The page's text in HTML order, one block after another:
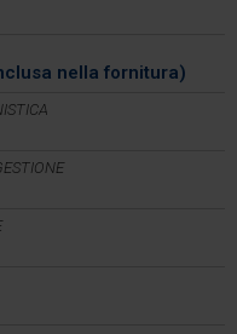
nella fornitura)